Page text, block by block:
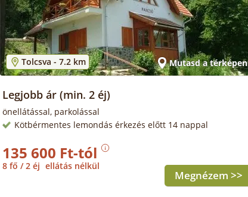
Mutasd a térképen
Tolcsva - 7.2 km
Legjobb ár (min. 2 éj)
önellátással, parkolással
Kötbérmentes lemondás érkezés előtt 14 nappal
135 600 Ft-tól
8 fő / 2 éj ellátás nélkül
Megnézem >>